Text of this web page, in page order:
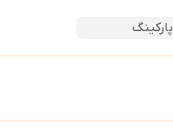
پارکینگ